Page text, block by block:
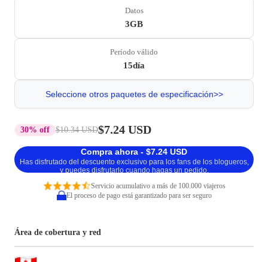
Datos
3GB
Período válido
15día
Seleccione otros paquetes de especificación>>
30% off $10.34 USD$7.24 USD
Compra ahora - $7.24 USD
Has disfrutado del descuento exclusivo para los fans de los blogueros,
y puedes disfrutarlo cuando hagas un pedido.
Servicio acumulativo a más de 100.000 viajeros
El proceso de pago está garantizado para ser seguro
Área de cobertura y red